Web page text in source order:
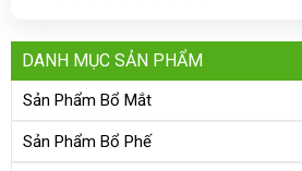
DANH MỤC SẢN PHẨM
Sản Phẩm Bổ Mắt
Sản Phẩm Bổ Phế